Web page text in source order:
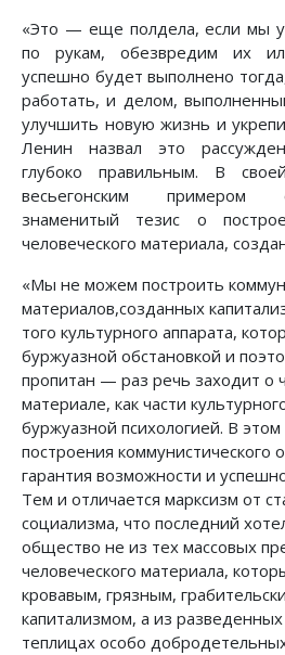
«Это — еще полдела, если мы
по рукам, обезвредим их
успешно будет выполнено
работать, и делом,
улучшить новую жизнь и
Ленин назвал это
глубоко правильным. В
весьегонским примером
знаменитый тезис о
человеческого материала,
«Мы не можем построить
материалов,созданных
того культурного аппарата,
буржуазной обстановкой и
пропитан — раз речь заходит о
материале, как части
буржуазной психологией. В
построения коммунистического
гарантия возможности и
Тем и отличается марксизм от
социализма, что последний
общество не из тех массовых
человеческого материала,
кровавым, грязным,
капитализмом, а из
теплицах особо